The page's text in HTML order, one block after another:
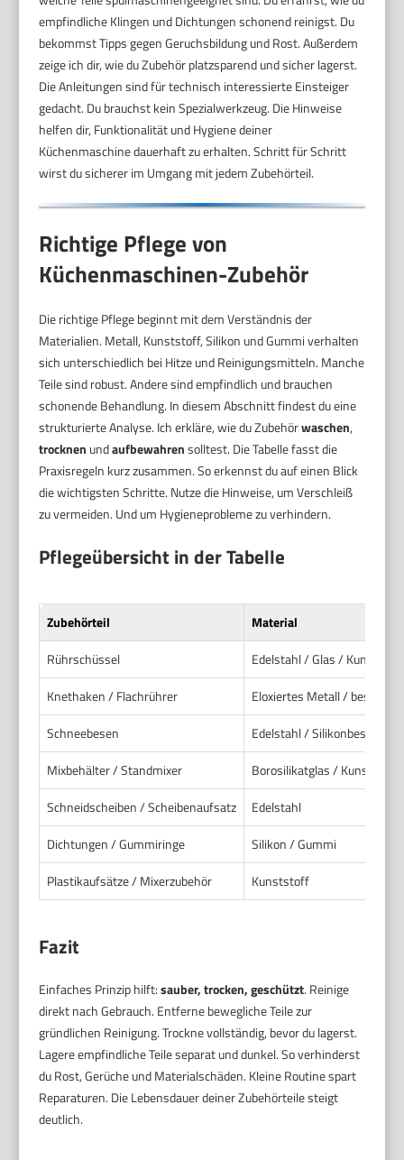
empfindliche Klingen und Dichtungen schonend reinigst. Du
bekommst Tipps gegen Geruchsbildung und Rost. Außerdem
zeige ich dir, wie du Zubehör platzsparend und sicher lagerst.
Die Anleitungen sind für technisch interessierte Einsteiger
gedacht. Du brauchst kein Spezialwerkzeug. Die Hinweise
helfen dir, Funktionalität und Hygiene deiner
Küchenmaschine dauerhaft zu erhalten. Schritt für Schritt
wirst du sicherer im Umgang mit jedem Zubehörteil.
Richtige Pflege von
Küchenmaschinen-Zubehör
Die richtige Pflege beginnt mit dem Verständnis der
Materialien. Metall, Kunststoff, Silikon und Gummi verhalten
sich unterschiedlich bei Hitze und Reinigungsmitteln. Manche
Teile sind robust. Andere sind empfindlich und brauchen
schonende Behandlung. In diesem Abschnitt findest du eine
strukturierte Analyse. Ich erkläre, wie du Zubehörwaschen,
trocknen undaufbewahrensolltest. Die Tabelle fasst die
Praxisregeln kurz zusammen. So erkennst du auf einen Blick
die wichtigsten Schritte. Nutze die Hinweise, um Verschleiß
zu vermeiden. Und um Hygieneprobleme zu verhindern.
Pflegeübersicht in der Tabelle
Zubehörteil
Material
Rührschüssel
Edelstahl / Glas / Kunststoff
Knethaken / Flachrührer
Eloxiertes Metall /
Schneebesen
Edelstahl /
Mixbehälter / Standmixer
Borosilikatglas / Kunststoff
Schneidscheiben / Scheibenaufsatz
Edelstahl
Dichtungen / Gummiringe
Silikon / Gummi
Plastikaufsätze / Mixerzubehör
Kunststoff
Fazit
Einfaches Prinzip hilft:sauber, trocken, geschützt. Reinige
direkt nach Gebrauch. Entferne bewegliche Teile zur
gründlichen Reinigung. Trockne vollständig, bevor du lagerst.
Lagere empfindliche Teile separat und dunkel. So verhinderst
du Rost, Gerüche und Materialschäden. Kleine Routine spart
Reparaturen. Die Lebensdauer deiner Zubehörteile steigt
deutlich.